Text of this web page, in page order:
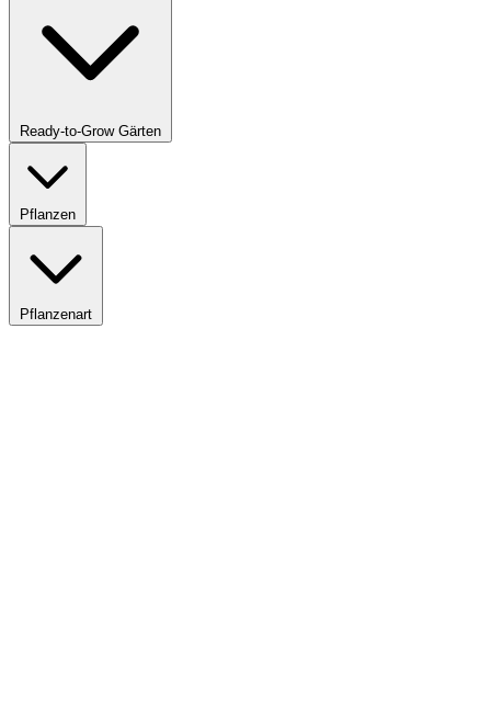
Ready-to-Grow Gärten
Pflanzen
Pflanzenart